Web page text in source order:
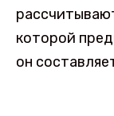
которой
он